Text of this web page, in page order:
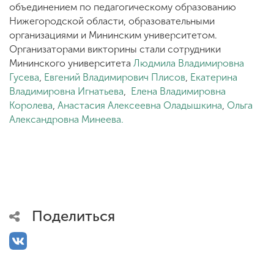
объединением по педагогическому образованию
Нижегородской области, образовательными
организациями и Мининским университетом.
Организаторами викторины стали сотрудники
Мининского университета Людмила Владимировна
Гусева Евгений Владимирович Плисов Екатерина
Владимировна Игнатьева
Елена Владимировна
Королева Анастасия Алексеевна Оладышкина Ольга
Александровна Минеева.
Поделиться